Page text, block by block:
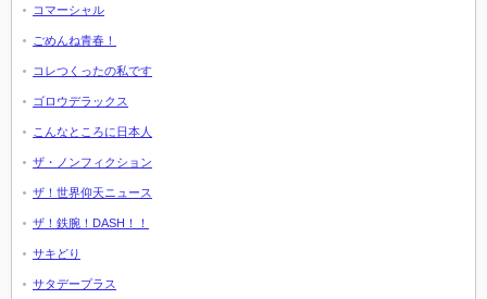
コマーシャル
ごめんね青春！
コレつくったの私です
ゴロウデラックス
こんなところに日本人
ザ・ノンフィクション
ザ！世界仰天ニュース
ザ！鉄腕！DASH！！
サキどり
サタデープラス